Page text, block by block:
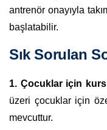
antrenör onayıyla
başlatabilir.
Sık Sorulan
1. Çocuklar için
üzeri çocuklar için
mevcuttur.